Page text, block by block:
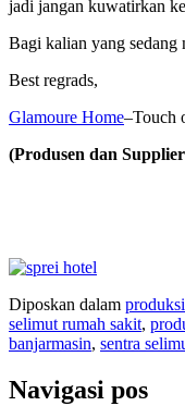
jadi jangan kuwatirkan
Bagi kalian yang
Best regrads,
Glamoure Home–Touch
(Produsen dan
Diposkan dalam
selimut rumah sakit,
banjarmasin, sentra
Navigasi pos